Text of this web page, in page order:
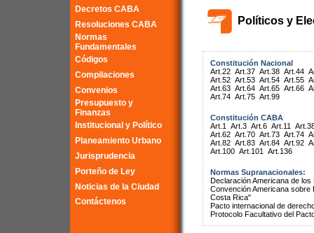
Decretos CABA
Resoluciones CABA
Normas
Fundamentales
Códigos
Compilaciones
Convenios
Presupuesto y
Finanzas
Institucional y Político
Planeamiento Urbano
Jurisprudencia
Porteño de Ley
Noticias de la Ciudad
Contáctenos
Políticos y
Constitución Nacional
Art.22 Art.37 Art.38 Art.44
Art.52 Art.53 Art.54 Art.55
Art.63 Art.64 Art.65 Art.66
Art.74 Art.75 Art.99
Constitución CABA
Art.1
Art.3 Art.6 Art.11
Art.62 Art.70 Art.73 Art.74
Art.82 Art.83 Art.84 Art.92
Art.100 Art.101 Art.136
Normas Supranacionales:
Declaración Americana de
Convención Americana
Costa Rica"
Pacto internacional de
Protocolo Facultativo del